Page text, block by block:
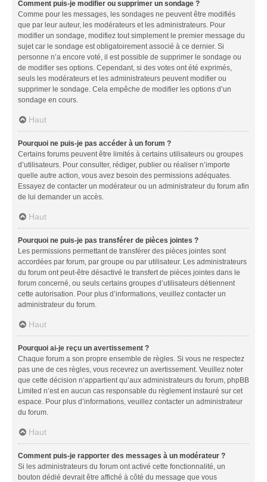
Comment puis-je modifier ou supprimer un sondage ?
Comme pour les messages, les sondages ne peuvent être modifiés
que par leur auteur, les modérateurs et les administrateurs. Pour
modifier un sondage, modifiez tout simplement le premier message du
sujet car le sondage est obligatoirement associé à ce dernier. Si
personne n’a encore voté, il est possible de supprimer le sondage ou
de modifier ses options. Cependant, si des votes ont été exprimés,
seuls les modérateurs et les administrateurs peuvent modifier ou
supprimer le sondage. Cela empêche de modifier les options d’un
sondage en cours.
Haut
Pourquoi ne puis-je pas accéder à un forum ?
Certains forums peuvent être limités à certains utilisateurs ou groupes
d’utilisateurs. Pour consulter, rédiger, publier ou réaliser n’importe
quelle autre action, vous avez besoin des permissions adéquates.
Essayez de contacter un modérateur ou un administrateur du forum afin
de lui demander un accès.
Haut
Pourquoi ne puis-je pas transférer de pièces jointes ?
Les permissions permettant de transférer des pièces jointes sont
accordées par forum, par groupe ou par utilisateur. Les administrateurs
du forum ont peut-être désactivé le transfert de pièces jointes dans le
forum concerné, ou seuls certains groupes d’utilisateurs détiennent
cette autorisation. Pour plus d’informations, veuillez contacter un
administrateur du forum.
Haut
Pourquoi ai-je reçu un avertissement ?
Chaque forum a son propre ensemble de règles. Si vous ne respectez
pas une de ces règles, vous recevrez un avertissement. Veuillez noter
que cette décision n’appartient qu’aux administrateurs du forum, phpBB
Limited n’est en aucun cas responsable du règlement instauré sur cet
espace. Pour plus d’informations, veuillez contacter un administrateur
du forum.
Haut
Comment puis-je rapporter des messages à un modérateur ?
Si les administrateurs du forum ont activé cette fonctionnalité, un
bouton dédié devrait être affiché à côté du message que vous